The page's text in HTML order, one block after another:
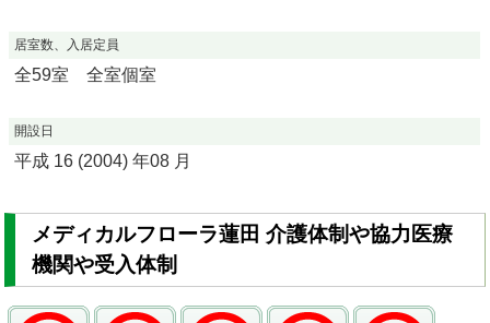
居室数、入居定員
全59室 全室個室
開設日
平成 16 (2004) 年08 月
メディカルフローラ蓮田 介護体制や協力医療
機関や受入体制